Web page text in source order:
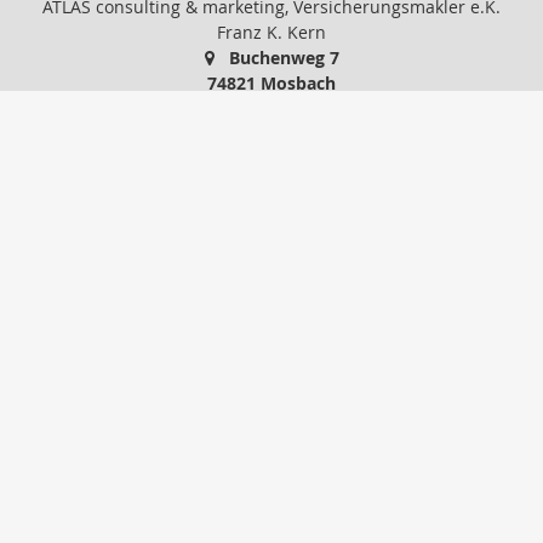
ATLAS consulting & marketing, Versicherungsmakler e.K.
Franz K. Kern
Buchenweg 7
74821 Mosbach